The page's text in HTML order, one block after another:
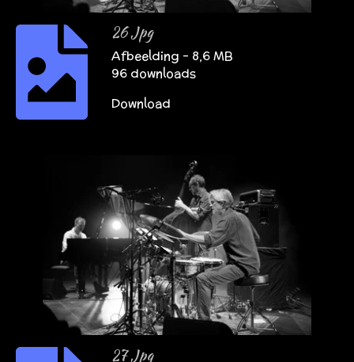
26 Jpg
Afbeelding – 8,6 MB
96 downloads
Download
27 Jpg